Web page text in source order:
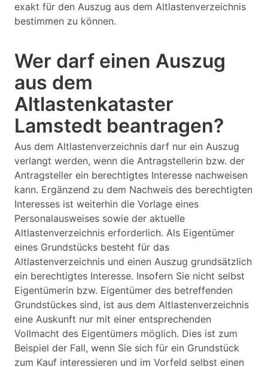
exakt für den Auszug aus dem Altlastenverzeichnis
bestimmen zu können.
Wer darf einen Auszug
aus dem
Altlastenkataster
Lamstedt beantragen?
Aus dem Altlastenverzeichnis darf nur ein Auszug
verlangt werden, wenn die Antragstellerin bzw. der
Antragsteller ein berechtigtes Interesse nachweisen
kann. Ergänzend zu dem Nachweis des berechtigten
Interesses ist weiterhin die Vorlage eines
Personalausweises sowie der aktuelle
Altlastenverzeichnis erforderlich. Als Eigentümer
eines Grundstücks besteht für das
Altlastenverzeichnis und einen Auszug grundsätzlich
ein berechtigtes Interesse. Insofern Sie nicht selbst
Eigentümerin bzw. Eigentümer des betreffenden
Grundstückes sind, ist aus dem Altlastenverzeichnis
eine Auskunft nur mit einer entsprechenden
Vollmacht des Eigentümers möglich. Dies ist zum
Beispiel der Fall, wenn Sie sich für ein Grundstück
zum Kauf interessieren und im Vorfeld selbst einen